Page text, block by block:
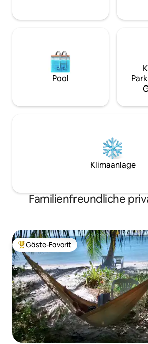
Pool
Klimaanlage
Familienfreundliche
Beliebter Gäste-Favorit.
Gäste-Favorit